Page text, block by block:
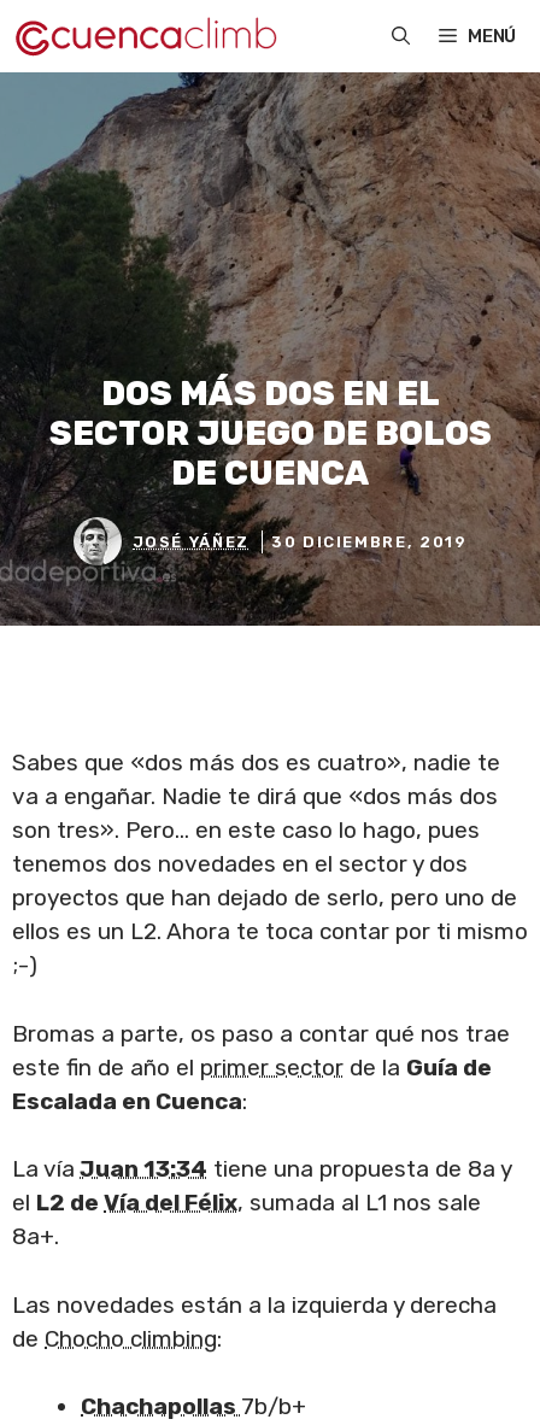
Saltar
al
MENÚ
DOS MÁS DOS EN EL
SECTOR JUEGO DE BOLOS
DE CUENCA
JOSÉ YÁÑEZ 30 DICIEMBRE, 2019
Sabes que «dos más dos es cuatro», nadie te
va a engañar. Nadie te dirá que «dos más dos
son tres». Pero… en este caso lo hago, pues
tenemos dos novedades en el sector y dos
proyectos que han dejado de serlo, pero uno de
ellos es un L2. Ahora te toca contar por ti mismo
;-)
Bromas a parte, os paso a contar qué nos trae
este fin de año el primer sector de la Guía de
Escalada en Cuenca:
La vía Juan 13:34 tiene una propuesta de 8a y
el L2 de Vía del Félix, sumada al L1 nos sale
8a+.
Las novedades están a la izquierda y derecha
de Chocho climbing:
Chachapollas 7b/b+